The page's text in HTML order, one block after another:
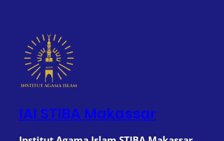
IAI STIBA Makassar